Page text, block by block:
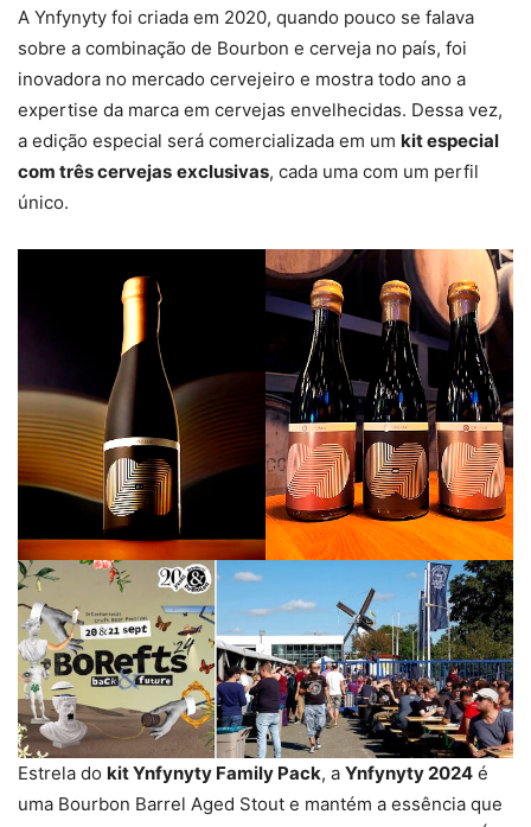
A Ynfynyty foi criada em 2020, quando pouco se falava
sobre a combinação de Bourbon e cerveja no país, foi
inovadora no mercado cervejeiro e mostra todo ano a
expertise da marca em cervejas envelhecidas. Dessa vez,
a edição especial será comercializada em um kit especial
com três cervejas exclusivas, cada uma com um perfil
único.
Estrela do kit Ynfynyty Family Pack, a Ynfynyty 2024 é
uma Bourbon Barrel Aged Stout e mantém a essência que